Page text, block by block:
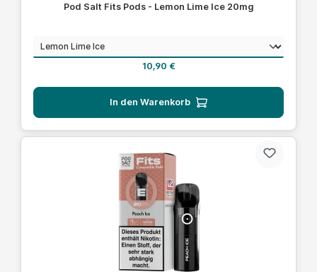
Pod Salt Fits Pods - Lemon Lime Ice 20mg
Geschmackauswählen
Regulärer Preis:
10,90 €
In den Warenkorb